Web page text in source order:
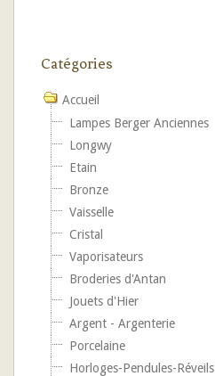
Catégories
Accueil
Lampes Berger Anciennes
Longwy
Etain
Bronze
Vaisselle
Cristal
Vaporisateurs
Broderies d'Antan
Jouets d'Hier
Argent - Argenterie
Porcelaine
Horloges-Pendules-Réveils